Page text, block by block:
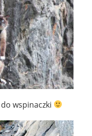
wspinaczki